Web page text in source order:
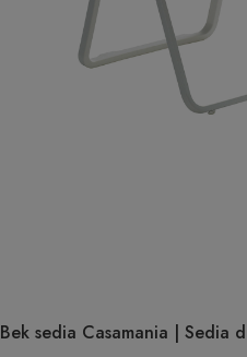
Bek sedia Casamania | Sedia